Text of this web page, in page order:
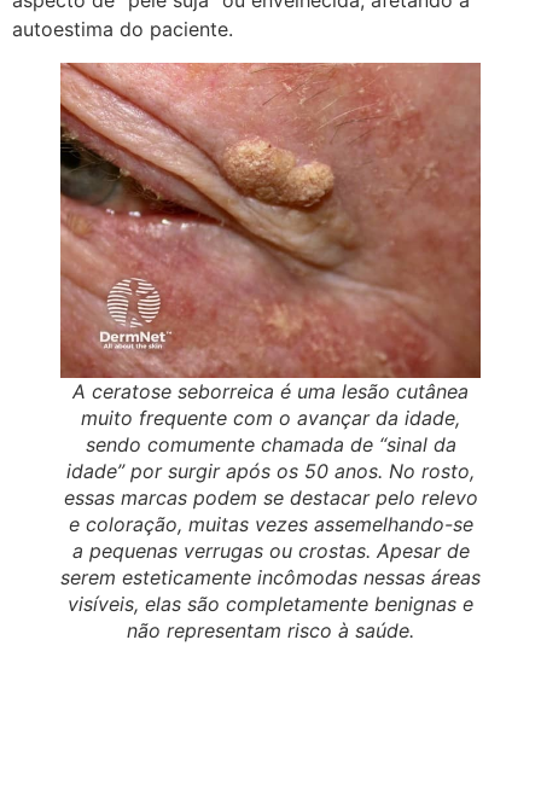
autoestima do paciente.
A ceratose seborreica é uma lesão cutânea
muito frequente com o avançar da idade,
sendo comumente chamada de “sinal da
idade” por surgir após os 50 anos. No rosto,
essas marcas podem se destacar pelo relevo
e coloração, muitas vezes assemelhando-se
a pequenas verrugas ou crostas. Apesar de
serem esteticamente incômodas nessas áreas
visíveis, elas são completamente benignas e
não representam risco à saúde.